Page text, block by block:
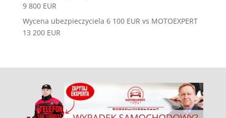
9 800 EUR
Wycena ubezpieczyciela 6 100 EUR vs MOTOEXPERT
13 200 EUR